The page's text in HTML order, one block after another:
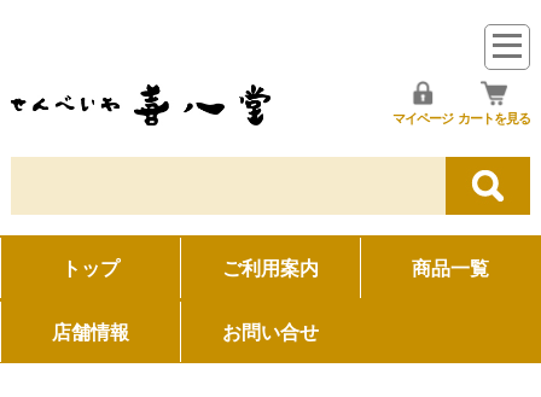
マイページ カートを見る
トップ ご利用案内 商品一覧
店舗情報 お問い合せ